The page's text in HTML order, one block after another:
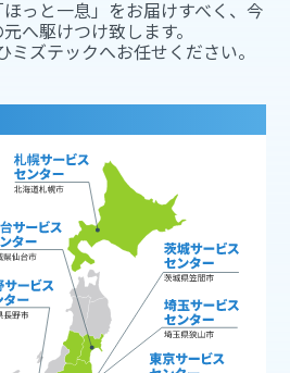
っと一息」をお届けすべく、今
へ駆けつけ致します。
ミズテックへお任せください。